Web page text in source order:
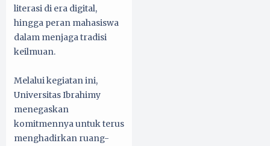
literasi di era digital,
hingga peran mahasiswa
dalam menjaga tradisi
keilmuan.
Melalui kegiatan ini,
Universitas Ibrahimy
menegaskan
komitmennya untuk terus
menghadirkan ruang-